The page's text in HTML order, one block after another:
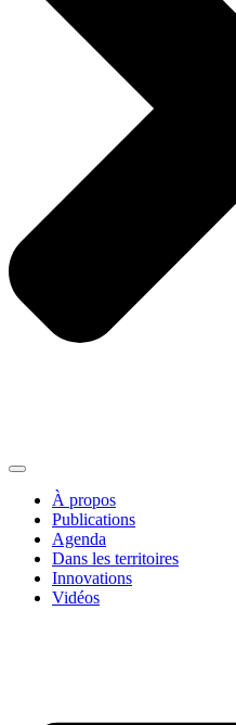
À propos
Publications
Agenda
Dans les territoires
Innovations
Vidéos